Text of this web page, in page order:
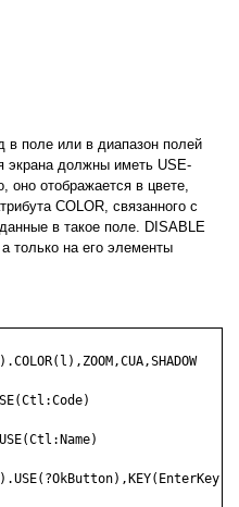
в поле или в диапазон полей
экрана должны иметь USE-
оно отображается в цвете,
COLOR, связанного с
в такое поле. DISABLE
только на его элементы